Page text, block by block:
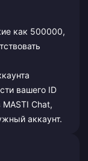
как 500000,
вашего ID
MASTI Chat,
аккаунт.